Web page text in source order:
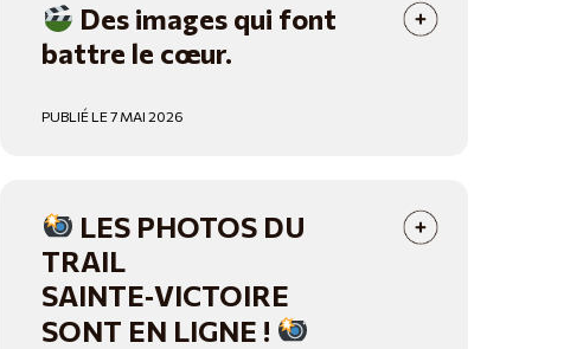
Des images qui font
battre le cœur.
PUBLIÉ LE 7 MAI 2026
LES PHOTOS DU
TRAIL
SAINTE‑VICTOIRE
SONT EN LIGNE !